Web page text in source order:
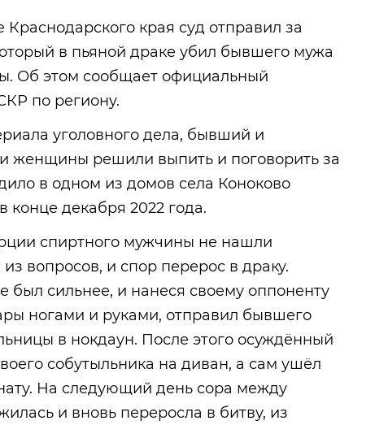
края суд отправил за
в пьяной драке убил бывшего мужа
Об этом сообщает официальный
по региону.
уголовного дела, бывший и
женщины решили выпить и поговорить за
в одном из домов села Коноково
конце декабря 2022 года.
спиртного мужчины не нашли
вопросов, и спор перерос в драку.
был сильнее, и нанеся своему оппоненту
ногами и руками, отправил бывшего
в нокдаун. После этого осуждённый
собутыльника на диван, а сам ушёл
На следующий день сора между
и вновь переросла в битву, из